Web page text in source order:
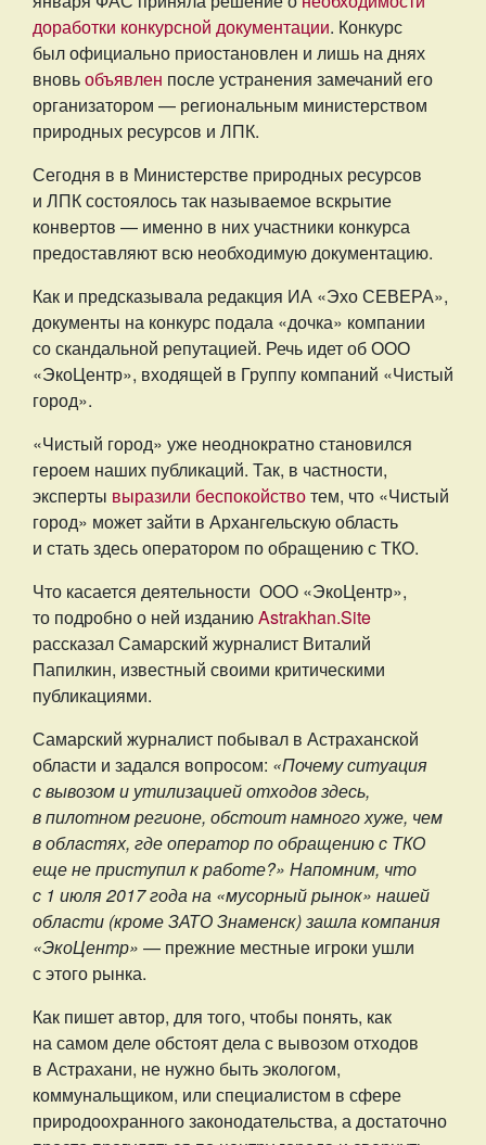
доработки конкурсной документации. Конкурс
был официально приостановлен и лишь на днях
вновьобъявлен после устранения замечаний его
организатором — региональным министерством
природных ресурсов и ЛПК.
Сегодня в в Министерстве природных ресурсов
и ЛПК состоялось так называемое вскрытие
конвертов — именно в них участники конкурса
предоставляют всю необходимую документацию.
Как и предсказывала редакция ИА «Эхо СЕВЕРА»,
документы на конкурс подала «дочка» компании
со скандальной репутацией. Речь идет об ООО
«ЭкоЦентр», входящей в Группу компаний «Чистый
город».
«Чистый город» уже неоднократно становился
героем наших публикаций. Так, в частности,
эксперты выразили беспокойствотем, что «Чистый
город» может зайти в Архангельскую область
и стать здесь оператором по обращению с ТКО.
Что касается деятельности ООО «ЭкоЦентр»,
то подробно о ней изданиюAstrakhan.Site
рассказал Самарский журналист Виталий
Папилкин, известный своими критическими
публикациями.
Самарский журналист побывал в Астраханской
области и задался вопросом: «Почему ситуация
с вывозом и утилизацией отходов здесь,
в пилотном регионе, обстоит намного хуже, чем
в областях, где оператор по обращению с ТКО
еще не приступил к работе?» Напомним, что
с 1 июля 2017 года на «мусорный рынок» нашей
области (кроме ЗАТО Знаменск) зашла компания
«ЭкоЦентр» — прежние местные игроки ушли
с этого рынка.
Как пишет автор, для того, чтобы понять, как
на самом деле обстоят дела с вывозом отходов
в Астрахани, не нужно быть экологом,
коммунальщиком, или специалистом в сфере
природоохранного законодательства, а достаточно